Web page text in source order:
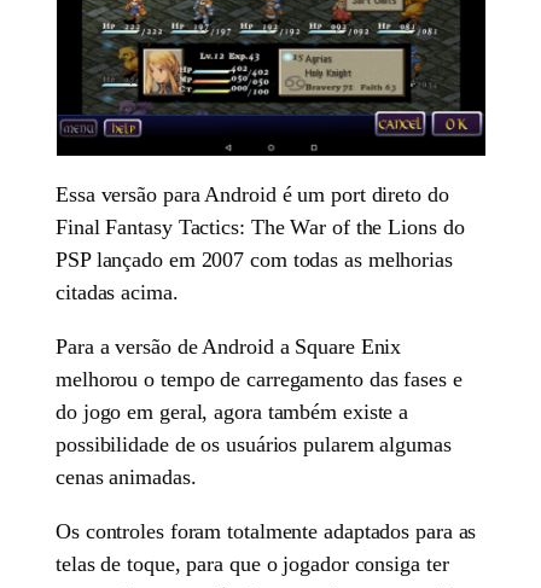
Essa versão para Android é um port direto do
Final Fantasy Tactics: The War of the Lions do
PSP lançado em 2007 com todas as melhorias
citadas acima.
Para a versão de Android a Square Enix
melhorou o tempo de carregamento das fases e
do jogo em geral, agora também existe a
possibilidade de os usuários pularem algumas
cenas animadas.
Os controles foram totalmente adaptados para as
telas de toque, para que o jogador consiga ter